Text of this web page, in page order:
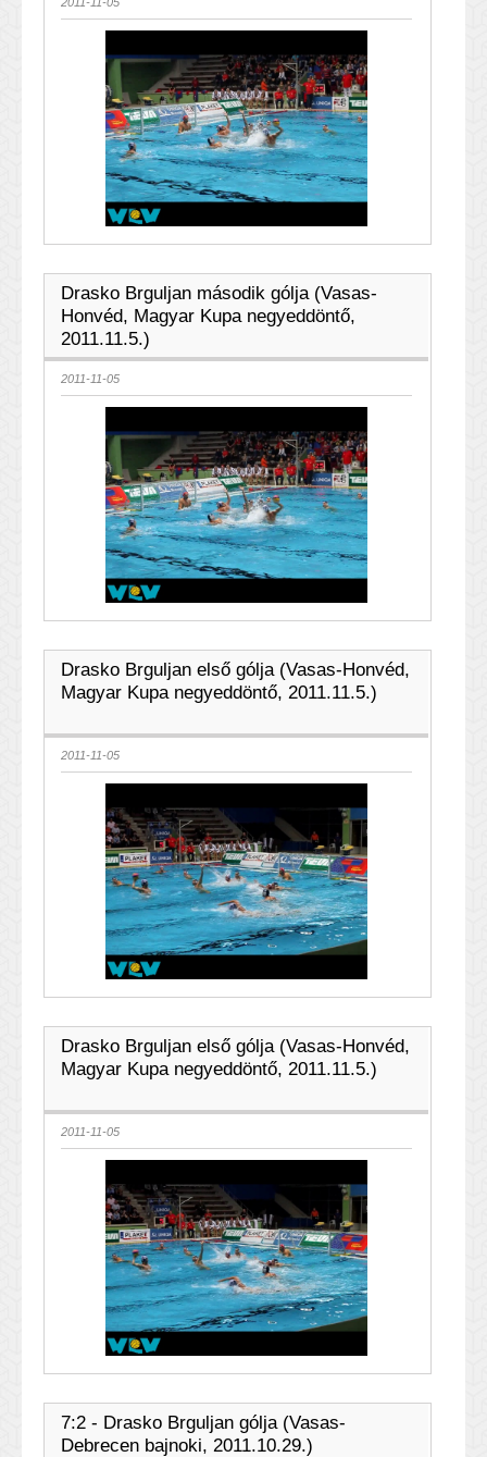
Drasko Brguljan második gólja (Vasas-
Honvéd, Magyar Kupa negyeddöntő,
2011.11.5.)
2011-11-05
Drasko Brguljan első gólja (Vasas-Honvéd,
Magyar Kupa negyeddöntő, 2011.11.5.)
2011-11-05
Drasko Brguljan első gólja (Vasas-Honvéd,
Magyar Kupa negyeddöntő, 2011.11.5.)
2011-11-05
7:2 - Drasko Brguljan gólja (Vasas-
Debrecen bajnoki, 2011.10.29.)